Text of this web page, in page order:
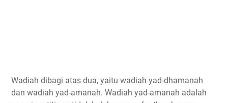
Wadiah dibagi atas dua, yaitu wadiah yad-dhamanah
dan wadiah yad-amanah. Wadiah yad-amanah adalah